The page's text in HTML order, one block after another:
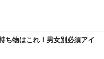
ヒット要因は？と問われ
うです。
共感、アコギを中心と
ち物はこれ！男女別必須アイ